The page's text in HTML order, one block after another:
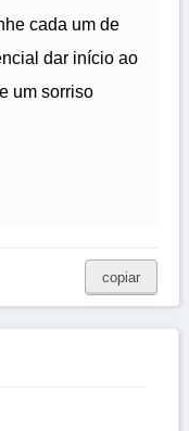
cada um de
dar início ao
um sorriso
copiar